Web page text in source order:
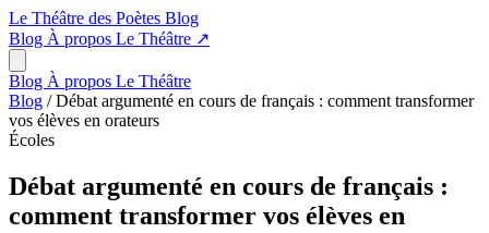
Le Théâtre des Poètes Blog
Blog À propos Le Théâtre ↗
Blog À propos Le Théâtre
Blog / Débat argumenté en cours de français : comment transformer
vos élèves en orateurs
Écoles
Débat argumenté en cours de français :
comment transformer vos élèves en